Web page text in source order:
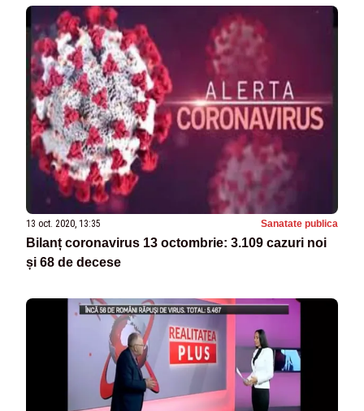
13 oct. 2020, 13:35 Sanatate publica
Bilanț coronavirus 13 octombrie: 3.109 cazuri noi
și 68 de decese